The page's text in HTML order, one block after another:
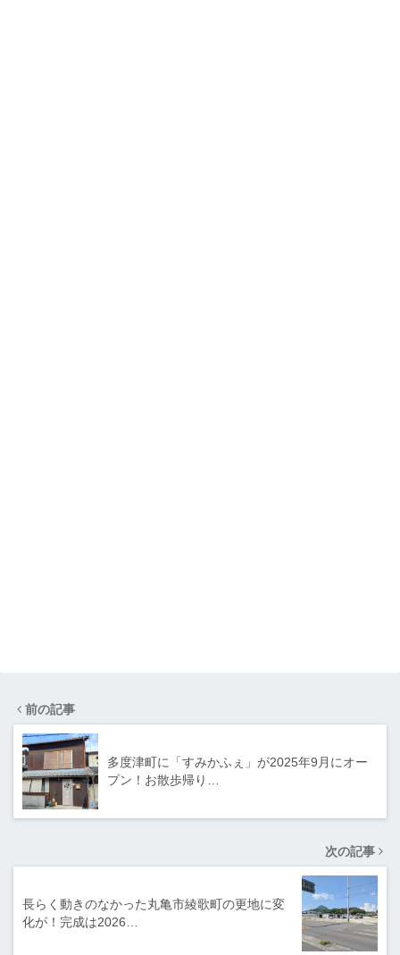
前の記事
多度津町に「すみかふぇ」が2025年9月にオー
プン！お散歩帰り…
次の記事
長らく動きのなかった丸亀市綾歌町の更地に変
化が！完成は2026…